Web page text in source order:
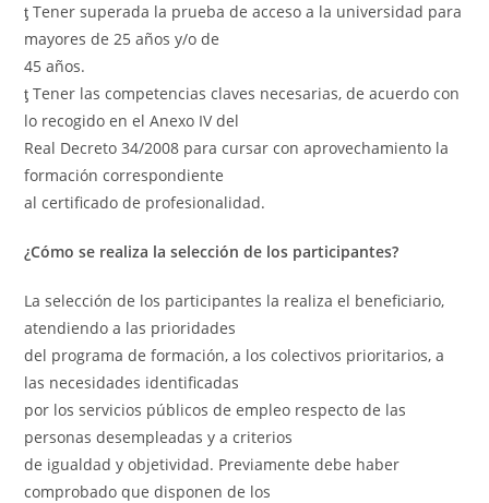
ƫ Tener superada la prueba de acceso a la universidad para
mayores de 25 años y/o de
45 años.
ƫ Tener las competencias claves necesarias, de acuerdo con
lo recogido en el Anexo IV del
Real Decreto 34/2008 para cursar con aprovechamiento la
formación correspondiente
al certificado de profesionalidad.
¿Cómo se realiza la selección de los participantes?
La selección de los participantes la realiza el beneficiario,
atendiendo a las prioridades
del programa de formación, a los colectivos prioritarios, a
las necesidades identificadas
por los servicios públicos de empleo respecto de las
personas desempleadas y a criterios
de igualdad y objetividad. Previamente debe haber
comprobado que disponen de los